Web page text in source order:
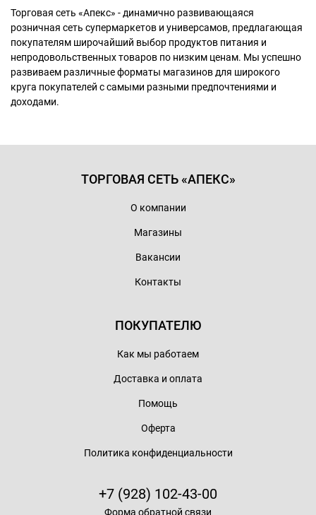
Торговая сеть «Апекс» - динамично развивающаяся
розничная сеть супермаркетов и универсамов, предлагающая
покупателям широчайший выбор продуктов питания и
непродовольственных товаров по низким ценам. Мы успешно
развиваем различные форматы магазинов для широкого
круга покупателей с самыми разными предпочтениями и
доходами.
ТОРГОВАЯ СЕТЬ «АПЕКС»
О компании
Магазины
Вакансии
Контакты
ПОКУПАТЕЛЮ
Как мы работаем
Доставка и оплата
Помощь
Оферта
Политика конфиденциальности
+7 (928) 102-43-00
Форма обратной связи